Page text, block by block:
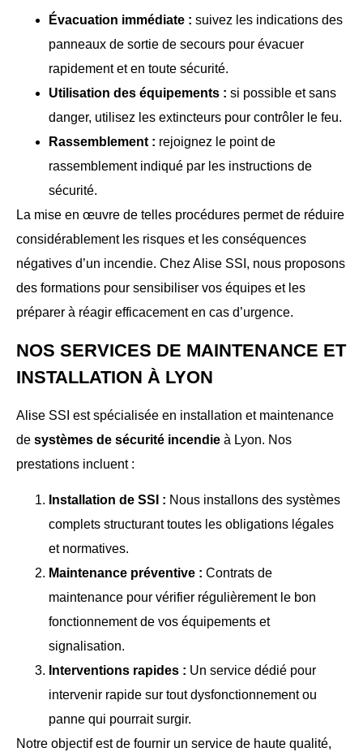
Évacuation immédiate : suivez les indications des
panneaux de sortie de secours pour évacuer
rapidement et en toute sécurité.
Utilisation des équipements : si possible et sans
danger, utilisez les extincteurs pour contrôler le feu.
Rassemblement : rejoignez le point de
rassemblement indiqué par les instructions de
sécurité.
La mise en œuvre de telles procédures permet de réduire
considérablement les risques et les conséquences
négatives d’un incendie. Chez Alise SSI, nous proposons
des formations pour sensibiliser vos équipes et les
préparer à réagir efficacement en cas d’urgence.
NOS SERVICES DE MAINTENANCE ET
INSTALLATION À LYON
Alise SSI est spécialisée en installation et maintenance
de systèmes de sécurité incendie à Lyon. Nos
prestations incluent :
Installation de SSI : Nous installons des systèmes
complets structurant toutes les obligations légales
et normatives.
Maintenance préventive : Contrats de
maintenance pour vérifier régulièrement le bon
fonctionnement de vos équipements et
signalisation.
Interventions rapides : Un service dédié pour
intervenir rapide sur tout dysfonctionnement ou
panne qui pourrait surgir.
Notre objectif est de fournir un service de haute qualité,